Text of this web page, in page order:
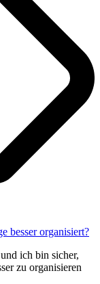
besser organisiert?
ich bin sicher,
zu organisieren